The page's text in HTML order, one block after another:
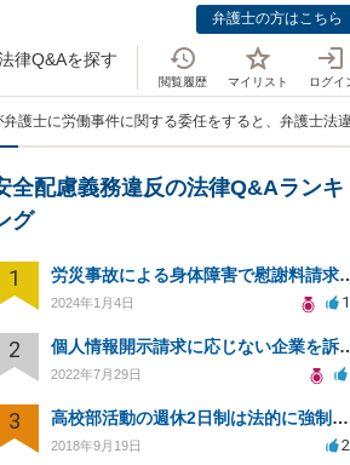
弁護士の方はこちら
律Q&Aを探す
閲覧履歴 マイリスト ログイ
護士に労働事件に関する委任をすると、弁護士法
全配慮義務違反の法律Q&Aランキ
グ
1 労災事故による身体障害で慰
2024年1月4日
2 個人情報開示請求に応
2022年7月29日
3 高校部活動の週休2日制は法的に強制されるのか？
2018年9月19日